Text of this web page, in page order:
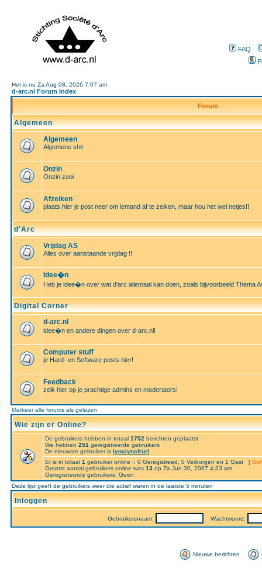
FAQ
Het is nu Za Aug 08, 2026 7:07 am
d-arc.nl Forum Index
Forum
Algemeen
Algemeen
Algemene shit
Onzin
Onzin zooi
Afzeiken
plaats hier je post neer om iemand af te zeiken, maar hou het wel netjes!!
d'Arc
Vrijdag AS
Alles over aanstaande vrijdag !!
Idee�n
Heb je idee�n over wat d'arc allemaal kan doen, zoals bijvoorbeeld Thema
Digital Corner
d-arc.nl
idee�n en andere dingen over d-arc.nl!
Computer stuff
je Hard- en Software posts hier!
Feedback
zeik hier op je prachtige admins en moderators!
Markeer alle forums als gelezen
Wie zijn er Online?
De gebruikers hebben in totaal 1752 berichten geplaatst
We hebben 251 geregistreerde gebruikers
De nieuwste gebruiker is lynclyncfrurl
Er is in totaal 1 gebruiker online :: 0 Geregistreed, 0 Verborgen en 1 Gast [
Grootst aantal gebruikers online was 13 op Za Jun 30, 2007 4:33 am
Geregistreerde gebruikers: Geen
Deze lijst geeft de gebruikers weer die actief waren in de laatste 5 minuten
Inloggen
Gebruikersnaam: Wachtwoord:
Nieuwe berichten